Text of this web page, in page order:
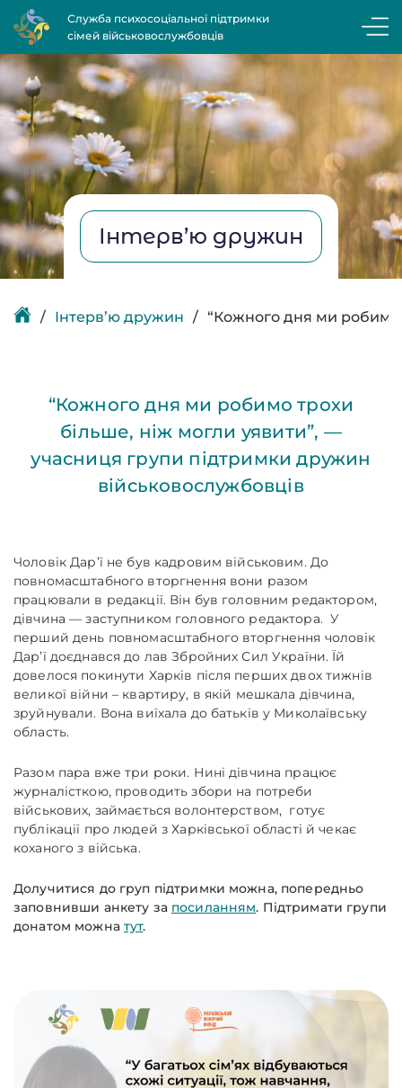
Служба психосоціальної підтримки
сімей військовослужбовців
Інтерв’ю дружин
Інтерв’ю дружин “Кожного дня ми робимо
“Кожного дня ми робимо трохи
більше, ніж могли уявити”, —
учасниця групи підтримки дружин
військовослужбовців
Чоловік Дар’ї не був кадровим військовим. До
повномасштабного вторгнення вони разом
працювали в редакції. Він був головним редактором,
дівчина— заступником головного редактора. У
перший день повномасштабного вторгнення чоловік
Дар’ї доєднався до лав Збройних Сил України. Їй
довелося покинути Харків після перших двох тижнів
великої війни – квартиру, в якій мешкала дівчина,
зруйнували. Вона виїхала до батьків у Миколаївську
область.
Разом пара вже три роки. Нині дівчина працює
журналісткою, проводить збори на потреби
військових, займається волонтерством, готує
публікації про людей з Харківської області й чекає
коханого з війська.
Долучитися до груп підтримки можна, попередньо
заповнивши анкету за посиланням. Підтримати групи
донатом можна тут.